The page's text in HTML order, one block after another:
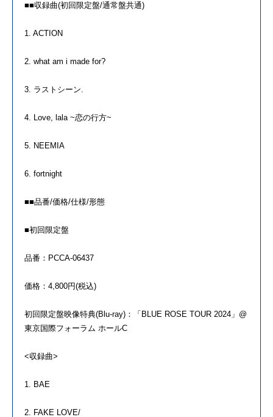
■■収録曲(初回限定盤/通常盤共通)
1. ACTION
2. what am i made for?
3. ラストシーン.
4. Love, lala ~恋の行方~
5. NEEMIA
6. fortnight
■■品番/価格/仕様/形態
■初回限定盤
品番：PCCA-06437
価格：4,800円(税込)
初回限定盤映像特典(Blu-ray)：「BLUE ROSE TOUR 2024」@
東京国際フォーラム ホールC
<収録曲>
1. BAE
2. FAKE LOVE/